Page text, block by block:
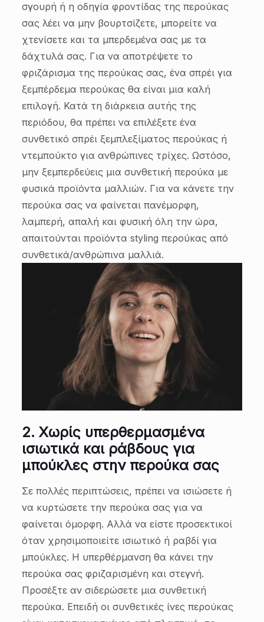
σγουρή ή η οδηγία φροντίδας της περούκας
σας λέει να μην βουρτσίζετε, μπορείτε να
χτενίσετε και τα μπερδεμένα σας με τα
δάχτυλά σας. Για να αποτρέψετε το
φριζάρισμα της περούκας σας, ένα σπρέι για
ξεμπέρδεμα περούκας θα είναι μια καλή
επιλογή. Κατά τη διάρκεια αυτής της
περιόδου, θα πρέπει να επιλέξετε ένα
συνθετικό σπρέι ξεμπλεξίματος περούκας ή
ντεμπούκτο για ανθρώπινες τρίχες. Ωστόσο,
μην ξεμπερδεύεις μια συνθετική περούκα με
φυσικά προϊόντα μαλλιών. Για να κάνετε την
περούκα σας να φαίνεται πανέμορφη,
λαμπερή, απαλή και φυσική όλη την ώρα,
απαιτούνται προϊόντα styling περούκας από
συνθετικά/ανθρώπινα μαλλιά.
2. Χωρίς υπερθερμασμένα
ισιωτικά και ράβδους για
μπούκλες στην περούκα σας
Σε πολλές περιπτώσεις, πρέπει να ισιώσετε ή
να κυρτώσετε την περούκα σας για να
φαίνεται όμορφη. Αλλά να είστε προσεκτικοί
όταν χρησιμοποιείτε ισιωτικό ή ραβδί για
μπούκλες. Η υπερθέρμανση θα κάνει την
περούκα σας φριζαρισμένη και στεγνή.
Προσέξτε αν σιδερώσετε μια συνθετική
περούκα. Επειδή οι συνθετικές ίνες περούκας